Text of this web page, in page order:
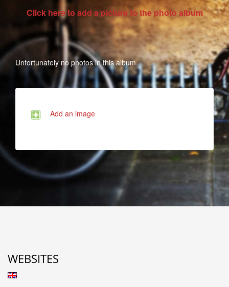
Click here to add a picture to the photo album
Unfortunately no photos in this album.
Add an image
WEBSITES